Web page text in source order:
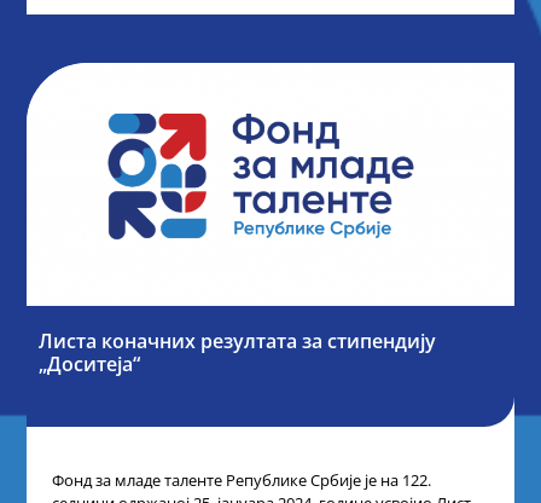
Листа коначних резултата за стипендију
„Доситеја“
Фонд за младе таленте Републике Србије је на 122.